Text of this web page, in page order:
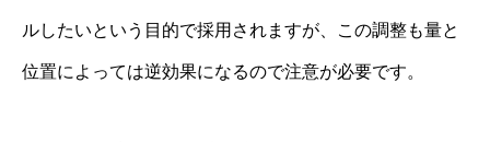
ルしたいという目的で採用されますが、この調整も量と
位置によっては逆効果になるので注意が必要です。